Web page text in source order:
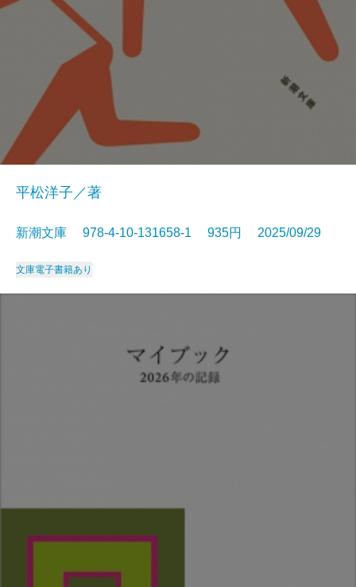
平松洋子／著
新潮文庫 978-4-10-131658-1 935円 2025/09/29
文庫電子書籍あり